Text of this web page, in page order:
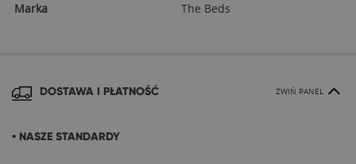
Marka
The Beds
DOSTAWA I PŁATNOŚĆ ZWIŃ PANEL
• NASZE STANDARDY